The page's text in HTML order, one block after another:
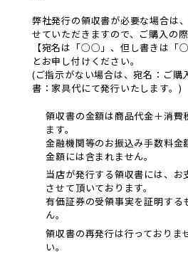
弊社発行の領収書が必要な場合は
せていただきますので、ご購入の
【宛名は「○○」、但し書きは「
とお申し付けください。
(ご指示がない場合は、宛名：ご購
書：家具代にて発行いたします。)
領収書の金額は商品代金＋消費
ます。
金融機関等のお振込み手数料金
金額には含まれません。
当店が発行する領収書には、お
させて頂いております。
有価証券の受領事実を証明する
ん。
領収書の再発行は行っておりま
い。